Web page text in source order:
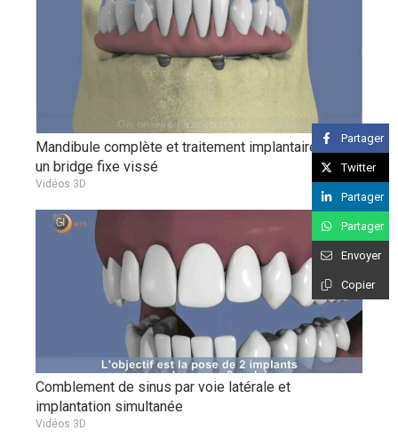
Mandibule complète et traitement implantaire pour
un bridge fixe vissé
Vidéos 3D
Comblement de sinus par voie latérale et
implantation simultanée
Vidéos 3D
Partager
Twitter
Partager
Partager
Envoyer
Copier